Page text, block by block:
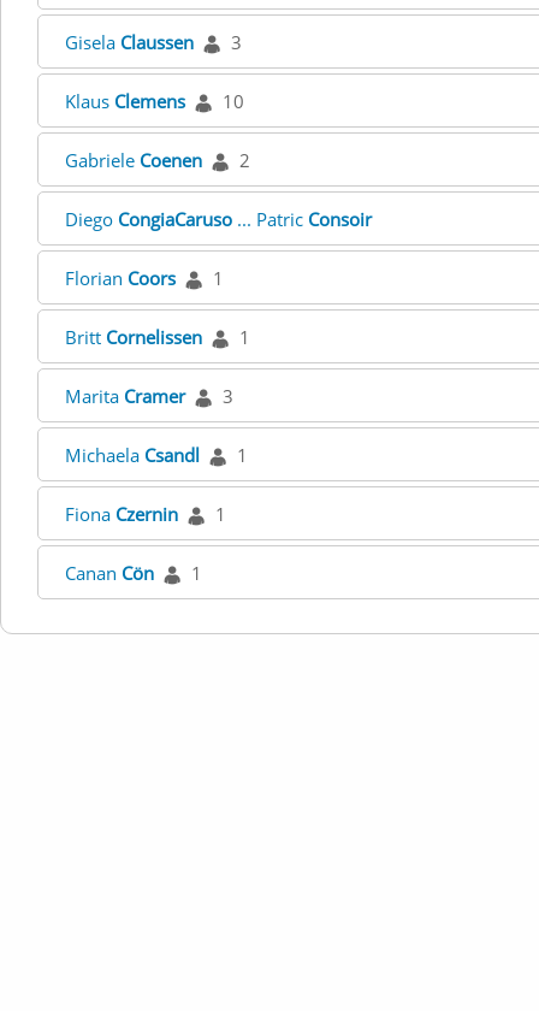
Gisela Claussen 3
Klaus Clemens 10
Gabriele Coenen 2
Diego CongiaCaruso ... Patric Consoir
Florian Coors 1
Britt Cornelissen 1
Marita Cramer 3
Michaela Csandl 1
Fiona Czernin 1
Canan Cön 1